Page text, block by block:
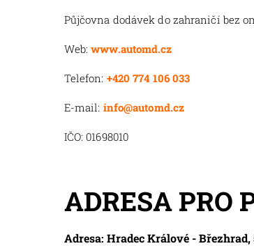
Půjčovna dodávek do zahraničí bez
Web:www.automd.cz
Telefon: +420 774 106 033
E-mail: info@automd.cz
IČO: 01698010
ADRESA PRO
Adresa: Hradec Králové - Březhrad,